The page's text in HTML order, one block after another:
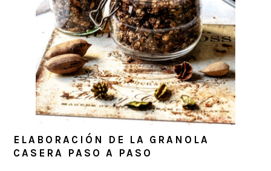
ELABORACIÓN DE LA GRANOLA
CASERA PASO A PASO